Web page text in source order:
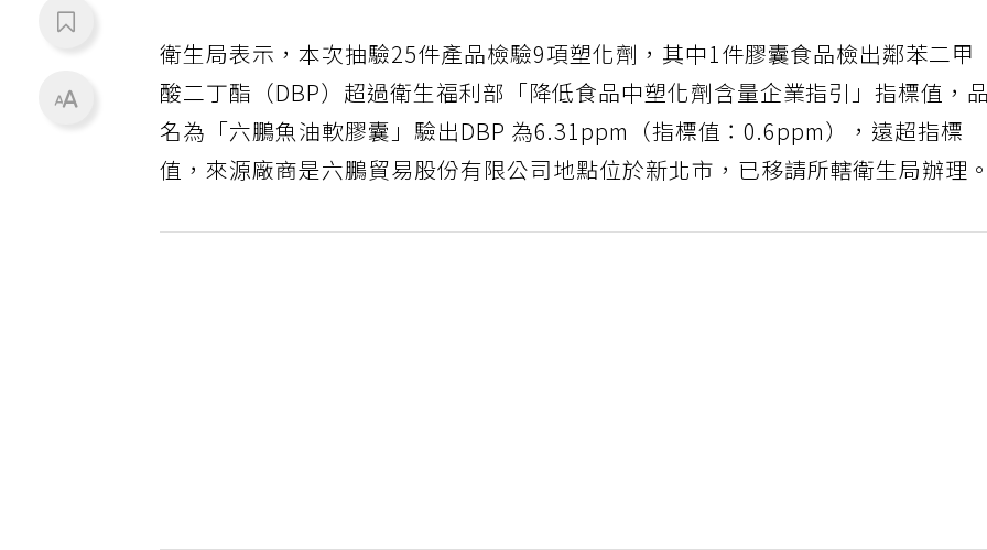
衛生局表示，本次抽驗25件產品檢驗9項塑化劑，其中1件膠囊食品檢出鄰苯二甲
酸二丁酯（DBP）超過衛生福利部「降低食品中塑化劑含量企業指引」指標值，
名為「六鵬魚油軟膠囊」驗出DBP 為6.31ppm（指標值：0.6ppm），遠超指標
值，來源廠商是六鵬貿易股份有限公司地點位於新北市，已移請所轄衛生局辦理